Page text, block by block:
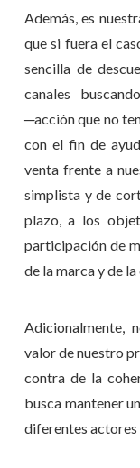
Además, es
que si fuera el
sencilla de
canales
─acción que no
con el fin de
venta frente a
simplista y de
plazo, a los
participación de
de la marca y de
Adicionalmente,
valor de nuestro
contra de la
busca mantener
diferentes actores